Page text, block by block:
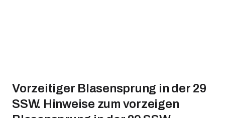
Vorzeitiger Blasensprung in der 29
SSW. Hinweise zum vorzeigen